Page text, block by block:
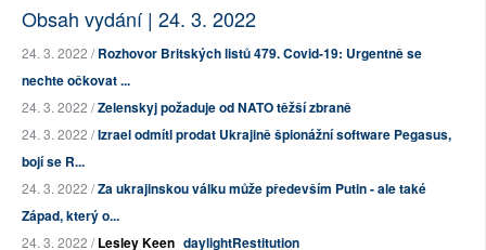
Obsah vydání | 24. 3. 2022
24. 3. 2022 /Rozhovor Britských listů 479. Covid-19: Urgentně se
nechte očkovat ...
24. 3. 2022 /Zelenskyj požaduje od NATO těžší zbraně
24. 3. 2022 /Izrael odmítl prodat Ukrajině špionážní software Pegasus,
bojí se R...
24. 3. 2022 /Za ukrajinskou válku může především Putin - ale také
Západ, který o...
24. 3. 2022 /Lesley Keen daylightRestitution